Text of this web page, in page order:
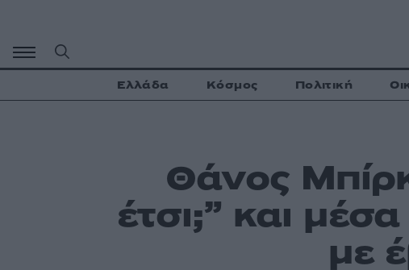
περιεχόμενο
Ελλάδα Κόσμος Πολιτική
Θάνος
έτσι;” και
με